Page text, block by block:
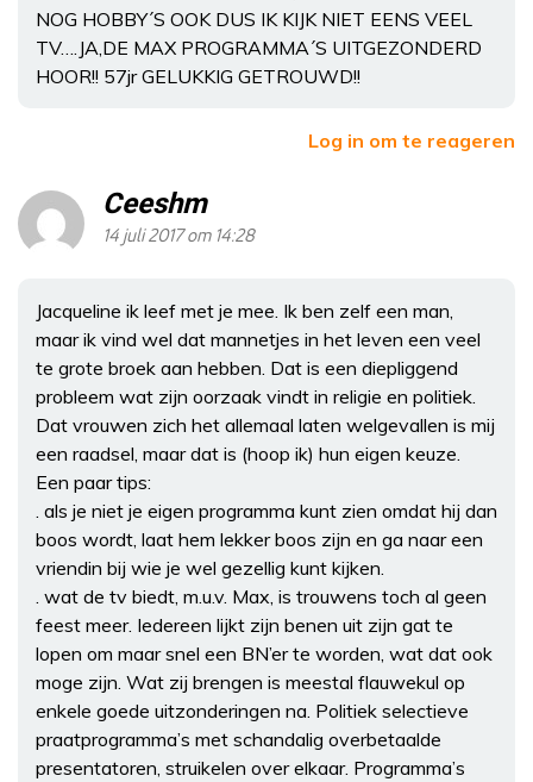
NOG HOBBY´S OOK DUS IK KIJK NIET EENS VEEL
TV….JA,DE MAX PROGRAMMA´S UITGEZONDERD
HOOR!! 57jr GELUKKIG GETROUWD!!
Log in om te reageren
Ceeshm
14 juli 2017 om 14:28
Jacqueline ik leef met je mee. Ik ben zelf een man,
maar ik vind wel dat mannetjes in het leven een veel
te grote broek aan hebben. Dat is een diepliggend
probleem wat zijn oorzaak vindt in religie en politiek.
Dat vrouwen zich het allemaal laten welgevallen is mij
een raadsel, maar dat is (hoop ik) hun eigen keuze.
Een paar tips:
. als je niet je eigen programma kunt zien omdat hij dan
boos wordt, laat hem lekker boos zijn en ga naar een
vriendin bij wie je wel gezellig kunt kijken.
. wat de tv biedt, m.u.v. Max, is trouwens toch al geen
feest meer. Iedereen lijkt zijn benen uit zijn gat te
lopen om maar snel een BN’er te worden, wat dat ook
moge zijn. Wat zij brengen is meestal flauwekul op
enkele goede uitzonderingen na. Politiek selectieve
praatprogramma’s met schandalig overbetaalde
presentatoren, struikelen over elkaar. Programma’s